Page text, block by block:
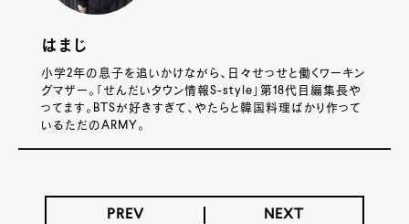
はまじ
小学2年の息子を追いかけながら、日々せっせと働くワーキン
グマザー。「せんだいタウン情報S-style」第18代目編集長や
ってます。BTSが好きすぎて、やたらと韓国料理ばかり作って
いるただのARMY。
PREV NEXT